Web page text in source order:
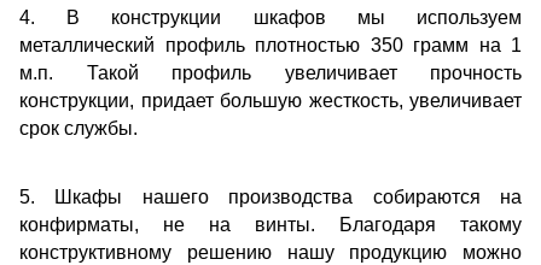
4. В конструкции шкафов мы используем
металлический профиль плотностью 350 грамм на 1
м.п. Такой профиль увеличивает прочность
конструкции, придает большую жесткость, увеличивает
срок службы.
5. Шкафы нашего производства собираются на
конфирматы, не на винты. Благодаря такому
конструктивному решению нашу продукцию можно